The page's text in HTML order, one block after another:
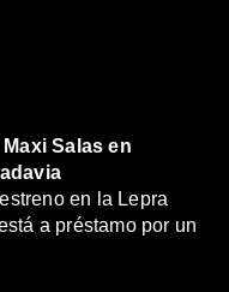
Salas en
en la Lepra
a préstamo por un